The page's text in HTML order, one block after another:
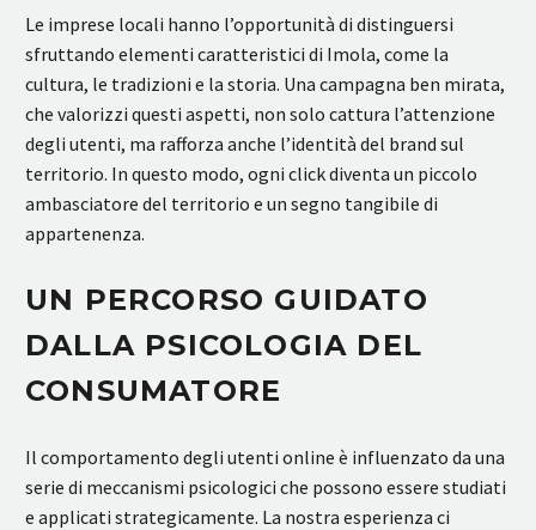
Le imprese locali hanno l’opportunità di distinguersi
sfruttando elementi caratteristici di Imola, come la
cultura, le tradizioni e la storia. Una campagna ben mirata,
che valorizzi questi aspetti, non solo cattura l’attenzione
degli utenti, ma rafforza anche l’identità del brand sul
territorio. In questo modo, ogni click diventa un piccolo
ambasciatore del territorio e un segno tangibile di
appartenenza.
UN PERCORSO GUIDATO
DALLA PSICOLOGIA DEL
CONSUMATORE
Il comportamento degli utenti online è influenzato da una
serie di meccanismi psicologici che possono essere studiati
e applicati strategicamente. La nostra esperienza ci